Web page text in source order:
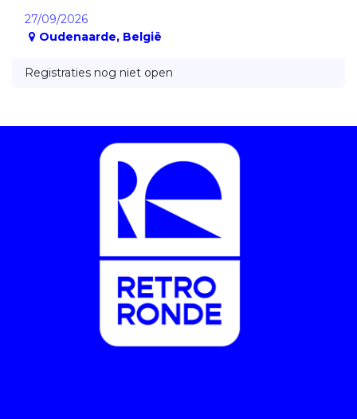
27/09/2026
Oudenaarde, België
Registraties nog niet open